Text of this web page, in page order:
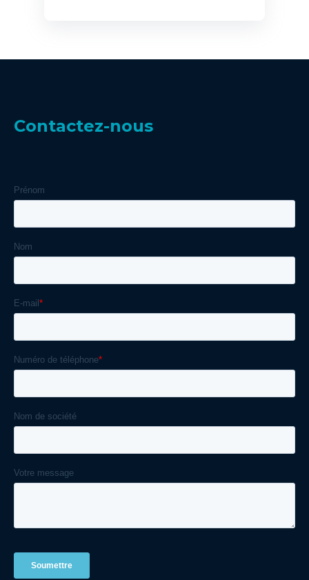
Contactez-nous